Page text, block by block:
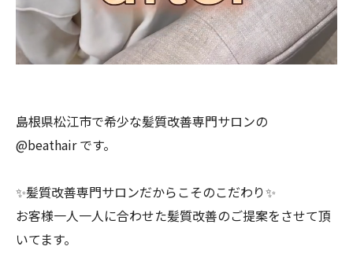
島根県松江市で希少な髪質改善専門サロンの
@beathair です。
✨髪質改善専門サロンだからこそのこだわり✨
お客様一人一人に合わせた髪質改善のご提案をさせて頂
いてます。